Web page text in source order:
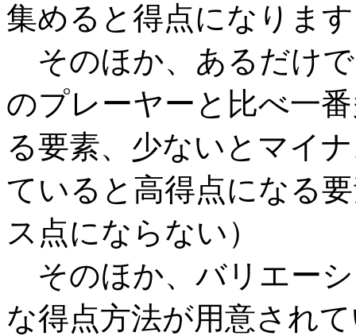
集めると得点になりま
そのほか、あるだけ
のプレーヤーと比べ一
る要素、少ないとマイ
ていると高得点になる
ス点にならない）
そのほか、バリエー
な得点方法が用意され